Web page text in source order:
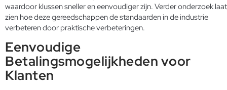
waardoor klussen sneller en eenvoudiger zijn. Verder onderzoek laat
zien hoe deze gereedschappen de standaarden in de industrie
verbeteren door praktische verbeteringen.
Eenvoudige
Betalingsmogelijkheden voor
Klanten